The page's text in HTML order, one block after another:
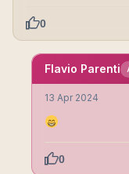
0
Flavio Parenti
13 Apr 2024
0